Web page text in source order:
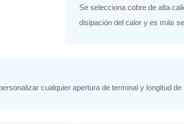
Se selecciona cobre de alta
disipación del calor y es más
cualquier apertura de terminal y longitud de